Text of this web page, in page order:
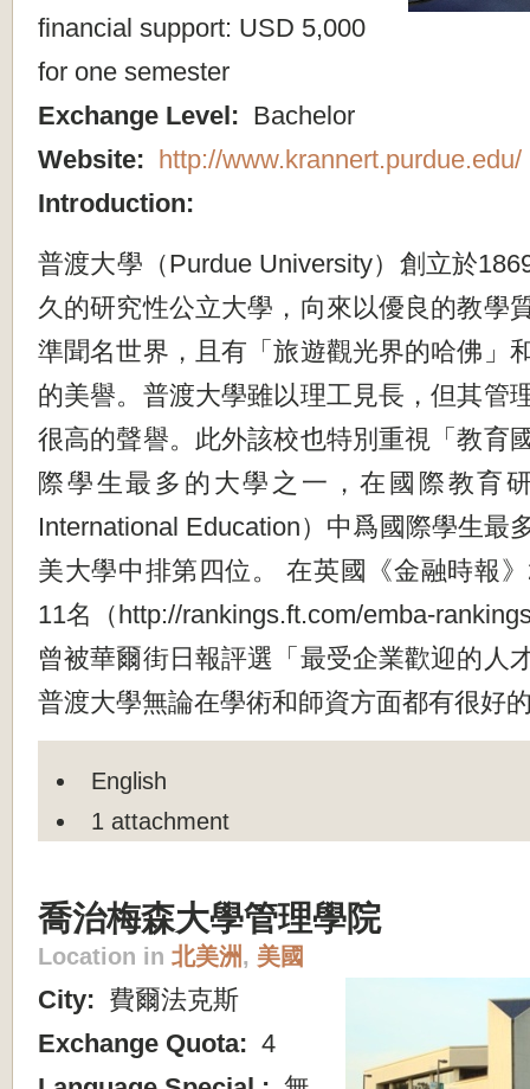
financial support: USD 5,000
for one semester
Exchange Level: Bachelor
Website: http://www.krannert.purdue.edu/
Introduction:
普渡大學（Purdue University）創立於
久的研究性公立大學，向來以優良的教學
準聞名世界，且有「旅遊觀光界的哈佛」
的美譽。普渡大學雖以理工見長，但其管
很高的聲譽。此外該校也特別重視「教育
際學生最多的大學之一，在國際教育
International Education）中爲國際學生最
美大學中排第四位。 在英國《金融時報
11名（http://rankings.ft.com/emba-
曾被華爾街日報評選「最受企業歡迎的人
普渡大學無論在學術和師資方面都有很好
English
1 attachment
喬治梅森大學管理學院
Location in 北美洲, 美國
City: 費爾法克斯
Exchange Quota: 4